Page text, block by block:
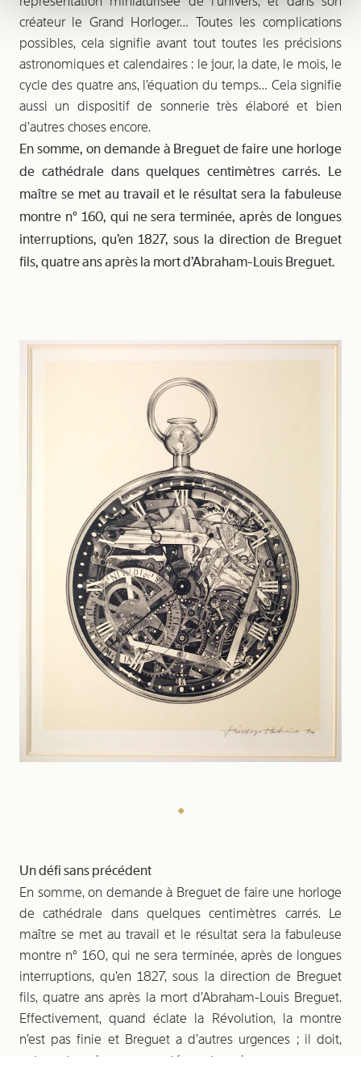
créateur le Grand Horloger… Toutes les complications
possibles, cela signifie avant tout toutes les précisions
astronomiques et calendaires : le jour, la date, le mois, le
cycle des quatre ans, l’équation du temps… Cela signifie
aussi un dispositif de sonnerie très élaboré et bien
d’autres choses encore.
En somme, on demande à Breguet de faire une horloge
de cathédrale dans quelques centimètres carrés. Le
maître se met au travail et le résultat sera la fabuleuse
montre n° 160, qui ne sera terminée, après de longues
interruptions, qu’en 1827, sous la direction de Breguet
fils, quatre ans après la mort d’Abraham-Louis Breguet.
Un défi sans précédent
En somme, on demande à Breguet de faire une horloge
de cathédrale dans quelques centimètres carrés. Le
maître se met au travail et le résultat sera la fabuleuse
montre n° 160, qui ne sera terminée, après de longues
interruptions, qu’en 1827, sous la direction de Breguet
fils, quatre ans après la mort d’Abraham-Louis Breguet.
Effectivement, quand éclate la Révolution, la montre
n’est pas finie et Breguet a d’autres urgences ; il doit,
entre autres choses, se protéger et survivre…
Up:
Up:
Up:
Enfermée à la prison de la Conciergerie pendant des mois
jusqu'à son exécution en octobre 1793, la Reine ne verra
Up:
La pièce dite « Marie-Antoinette » a été recréée selon un
savoir-faire ancestral, avec les outils et les techniques de
Up:
Symboliquement, la montre repose dans un somptueux écrin
marqueté, réalisé dans le bois du chêne favori de la Reine au